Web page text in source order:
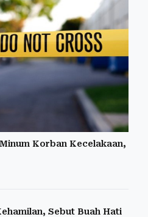
Korban Kecelakaan,
Sebut Buah Hati